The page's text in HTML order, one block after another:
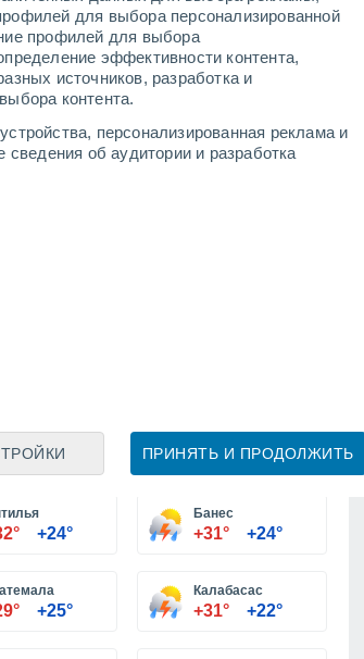
для выбора персонализированной
профилей для выбора
эффективности контента,
источников, разработка и
контента.
персонализированная реклама и
об аудитории и разработка
ПРИНЯТЬ И ПРОДОЛЖИТЬ
Leaflet |©OpenStreetMap|ECMWF
+24°
Банес
+31° +24°
+25°
Калабасас
+31° +22°